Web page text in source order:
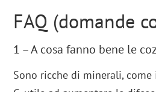
FAQ (domande
1 – A cosa fanno bene le
Sono ricche di minerali,